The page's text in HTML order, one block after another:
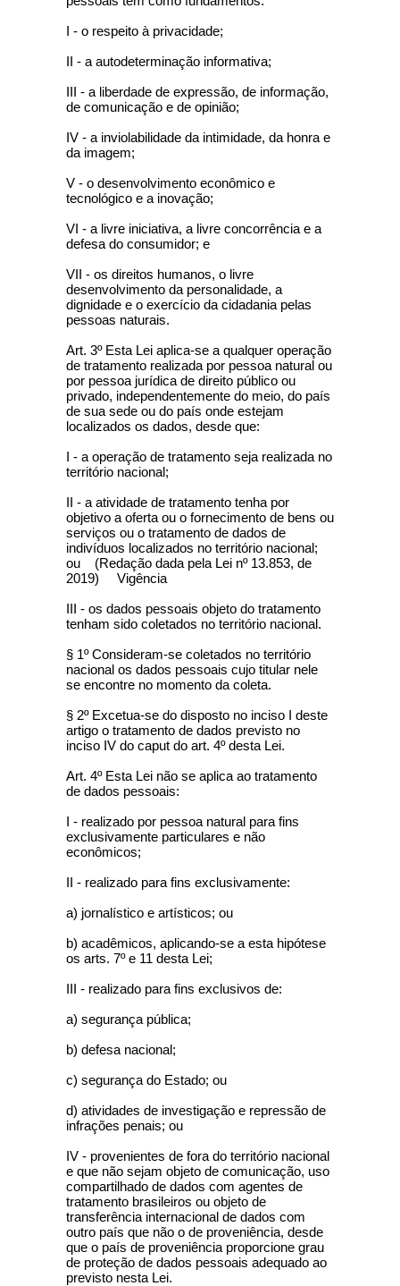
I - o respeito à privacidade;
II - a autodeterminação informativa;
III - a liberdade de expressão, de informação,
de comunicação e de opinião;
IV - a inviolabilidade da intimidade, da honra e
da imagem;
V - o desenvolvimento econômico e
tecnológico e a inovação;
VI - a livre iniciativa, a livre concorrência e a
defesa do consumidor; e
VII - os direitos humanos, o livre
desenvolvimento da personalidade, a
dignidade e o exercício da cidadania pelas
pessoas naturais.
Art. 3º Esta Lei aplica-se a qualquer operação
de tratamento realizada por pessoa natural ou
por pessoa jurídica de direito público ou
privado, independentemente do meio, do país
de sua sede ou do país onde estejam
localizados os dados, desde que:
I - a operação de tratamento seja realizada no
território nacional;
II - a atividade de tratamento tenha por
objetivo a oferta ou o fornecimento de bens ou
serviços ou o tratamento de dados de
indivíduos localizados no território nacional;
ou (Redação dada pela Lei nº 13.853, de
2019) Vigência
III - os dados pessoais objeto do tratamento
tenham sido coletados no território nacional.
§ 1º Consideram-se coletados no território
nacional os dados pessoais cujo titular nele
se encontre no momento da coleta.
§ 2º Excetua-se do disposto no inciso I deste
artigo o tratamento de dados previsto no
inciso IV do caput do art. 4º desta Lei.
Art. 4º Esta Lei não se aplica ao tratamento
de dados pessoais:
I - realizado por pessoa natural para fins
exclusivamente particulares e não
econômicos;
II - realizado para fins exclusivamente:
a) jornalístico e artísticos; ou
b) acadêmicos, aplicando-se a esta hipótese
os arts. 7º e 11 desta Lei;
III - realizado para fins exclusivos de:
a) segurança pública;
b) defesa nacional;
c) segurança do Estado; ou
d) atividades de investigação e repressão de
infrações penais; ou
IV - provenientes de fora do território nacional
e que não sejam objeto de comunicação, uso
compartilhado de dados com agentes de
tratamento brasileiros ou objeto de
transferência internacional de dados com
outro país que não o de proveniência, desde
que o país de proveniência proporcione grau
de proteção de dados pessoais adequado ao
previsto nesta Lei.